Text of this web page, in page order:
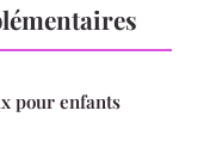
pour enfants